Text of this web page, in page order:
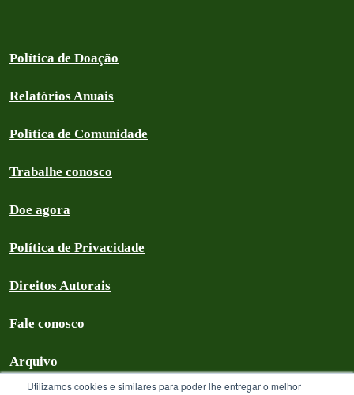
Utilizamos cookies e similares para poder lhe entregar o melhor
Política de Doação
Relatórios Anuais
Política de Comunidade
Trabalhe conosco
Doe agora
Política de Privacidade
Direitos Autorais
Fale conosco
Arquivo